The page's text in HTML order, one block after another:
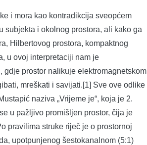
i mora kao kontradikcija sveopćem
subjekta i okolnog prostora, ali kako ga
Hilbertovog prostora, kompaktnog
u ovoj interpretaciji nam je
prostor nalikuje elektromagnetskom
mreškati i savijati.[1] Sve ove odlike
naziva „Vrijeme je“, koja je 2.
u pažljivo promišljen prostor, čija je
pravilima struke riječ je o prostornoj
upotpunjenog šestokanalnom (5:1)